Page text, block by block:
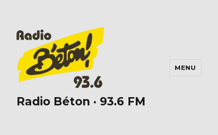
Radio Béton · 93.6 FM
MENU